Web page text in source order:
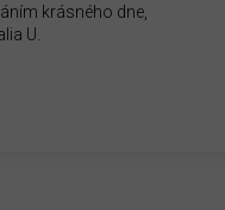
krásného dne,
U.